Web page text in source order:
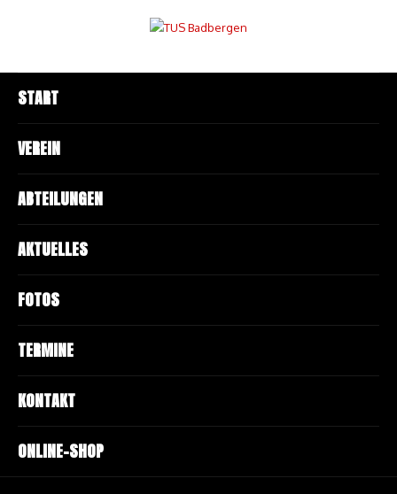
START
VEREIN
ABTEILUNGEN
AKTUELLES
FOTOS
TERMINE
KONTAKT
ONLINE-SHOP